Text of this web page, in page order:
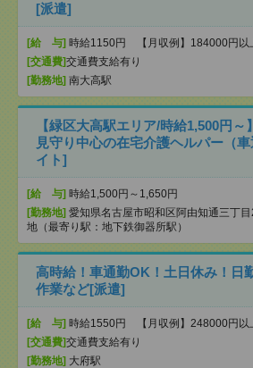
[派遣]
[給 与] 時給1150円 【月収例】184000円以
[交通費]交通費支給有り
[勤務地] 南大高駅
【緑区大高駅エリア/時給1,500円～
見守り中心の在宅介護ヘルパー（
イト]
[給 与] 時給1,500円～1,650円
[勤務地] 愛知県名古屋市昭和区阿由知通三丁
地（最寄り駅：地下鉄御器所駅）
高時給！車通勤OK！土日休み！日
作業など[派遣]
[給 与] 時給1550円 【月収例】248000円以
[交通費]交通費支給有り
[勤務地] 大府駅